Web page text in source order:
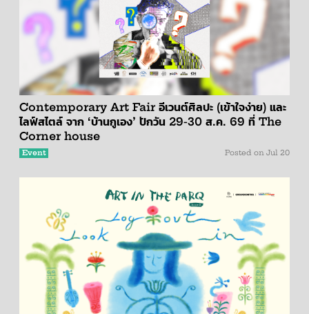
Contemporary Art Fair อีเวนต์ศิลปะ (เข้าใจง่าย) และ
ไลฟ์สไตล์ จาก ‘บ้านกูเอง’ ปักวัน 29-30 ส.ค. 69 ที่ The
Corner house
Event Posted on Jul 20